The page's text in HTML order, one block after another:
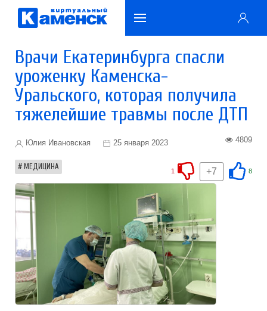
Врачи Екатеринбурга спасли
уроженку Каменска-
Уральского, которая получила
тяжелейшие травмы после ДТП
Юлия Ивановская 25 января 2023 4809
МЕДИЦИНА 8
+7
1